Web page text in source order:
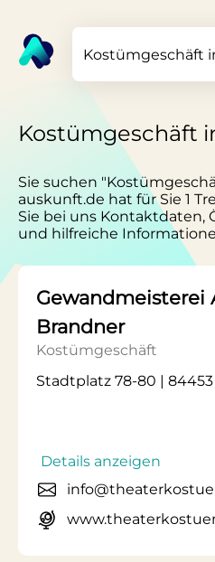
Kostümgeschäft
Sie suchen
auskunft.de hat für Sie 1
Sie bei uns Kontaktdaten,
und hilfreiche
Gewandmeisterei
Brandner
Kostümgeschäft
Stadtplatz 78-80 |
Details anzeigen